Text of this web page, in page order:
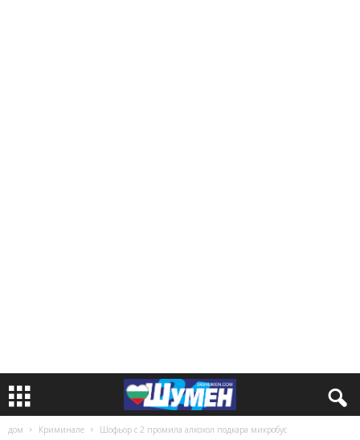
дом Криминале Шофьор с 2 промила алкохол подкара микробус